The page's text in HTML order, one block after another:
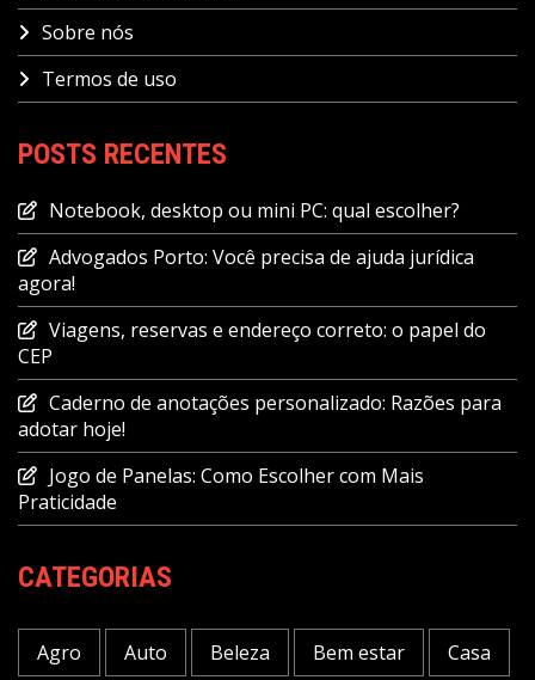
Sobre nós
Termos de uso
POSTS RECENTES
Notebook, desktop ou mini PC: qual escolher?
Advogados Porto: Você precisa de ajuda jurídica
agora!
Viagens, reservas e endereço correto: o papel do
CEP
Caderno de anotações personalizado: Razões para
adotar hoje!
Jogo de Panelas: Como Escolher com Mais
Praticidade
CATEGORIAS
Agro Auto Beleza Bem estar Casa